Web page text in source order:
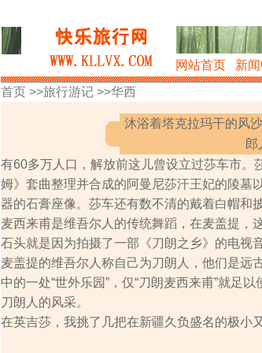
网站首页 新
首页 >>旅行游记 >>华西
沐浴着塔克拉玛干的风
郎
有60多万人口，解放前这儿曾设立过莎车市
姆》套曲整理并合成的阿曼尼莎汗王妃的陵墓
器的石膏座像。莎车还有数不清的戴着白帽和
麦西来甫是维吾尔人的传统舞蹈，在麦盖提，
石头就是因为拍摄了一部《刀朗之乡》的电视
麦盖提的维吾尔人称自己为刀朗人，他们是远
中的一处“世外乐园”，仅“刀朗麦西来甫”就足
刀朗人的风采。
在英吉莎，我挑了几把在新疆久负盛名的极小